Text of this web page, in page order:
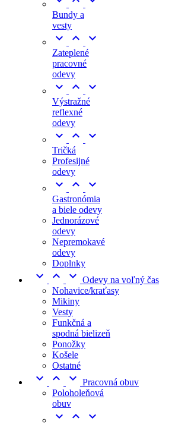
Bundy a
vesty
  
Zateplené
pracovné
odevy
  
Výstražné
reflexné
odevy
  
Tričká
Profesijné
odevy
  
Gastronómia
a biele odevy
Jednorázové
odevy
Nepremokavé
odevy
Doplnky
   Odevy na voľný čas
Nohavice/kraťasy
Mikiny
Vesty
Funkčná a
spodná bielizeň
Ponožky
Košele
Ostatné
   Pracovná obuv
Poloholeňová
obuv
  